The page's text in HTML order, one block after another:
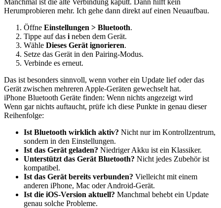
Manchmal ist die alte Verbindung kaputt. Dann hilft kein
Herumprobieren mehr. Ich gehe dann direkt auf einen Neuaufbau.
Öffne Einstellungen > Bluetooth.
Tippe auf das i neben dem Gerät.
Wähle Dieses Gerät ignorieren.
Setze das Gerät in den Pairing-Modus.
Verbinde es erneut.
Das ist besonders sinnvoll, wenn vorher ein Update lief oder das
Gerät zwischen mehreren Apple-Geräten gewechselt hat.
iPhone Bluetooth Geräte finden: Wenn nichts angezeigt wird
Wenn gar nichts auftaucht, prüfe ich diese Punkte in genau dieser
Reihenfolge:
Ist Bluetooth wirklich aktiv? Nicht nur im Kontrollzentrum,
sondern in den Einstellungen.
Ist das Gerät geladen? Niedriger Akku ist ein Klassiker.
Unterstützt das Gerät Bluetooth? Nicht jedes Zubehör ist
kompatibel.
Ist das Gerät bereits verbunden? Vielleicht mit einem
anderen iPhone, Mac oder Android-Gerät.
Ist die iOS-Version aktuell? Manchmal behebt ein Update
genau solche Probleme.